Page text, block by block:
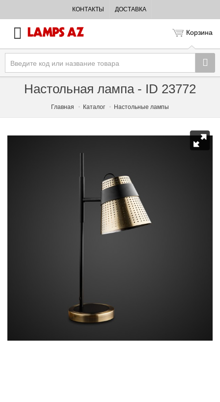
КОНТАКТЫ ДОСТАВКА
Корзина
Настольная лампа - ID 23772
Главная Каталог Настольные лампы